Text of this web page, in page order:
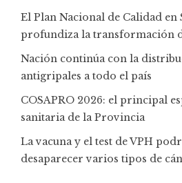
El Plan Nacional de Calidad en
profundiza la transformación
Nación continúa con la
antigripales a todo el país
COSAPRO 2026: el principal
sanitaria de la Provincia
La vacuna y el test de VPH
desaparecer varios tipos de